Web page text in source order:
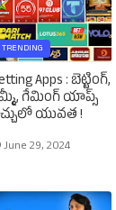
TRENDING
Apps : బెట్టింగ్‌,
గేమింగ్‌ యాప్స్‌
యువత !
June 29, 2024